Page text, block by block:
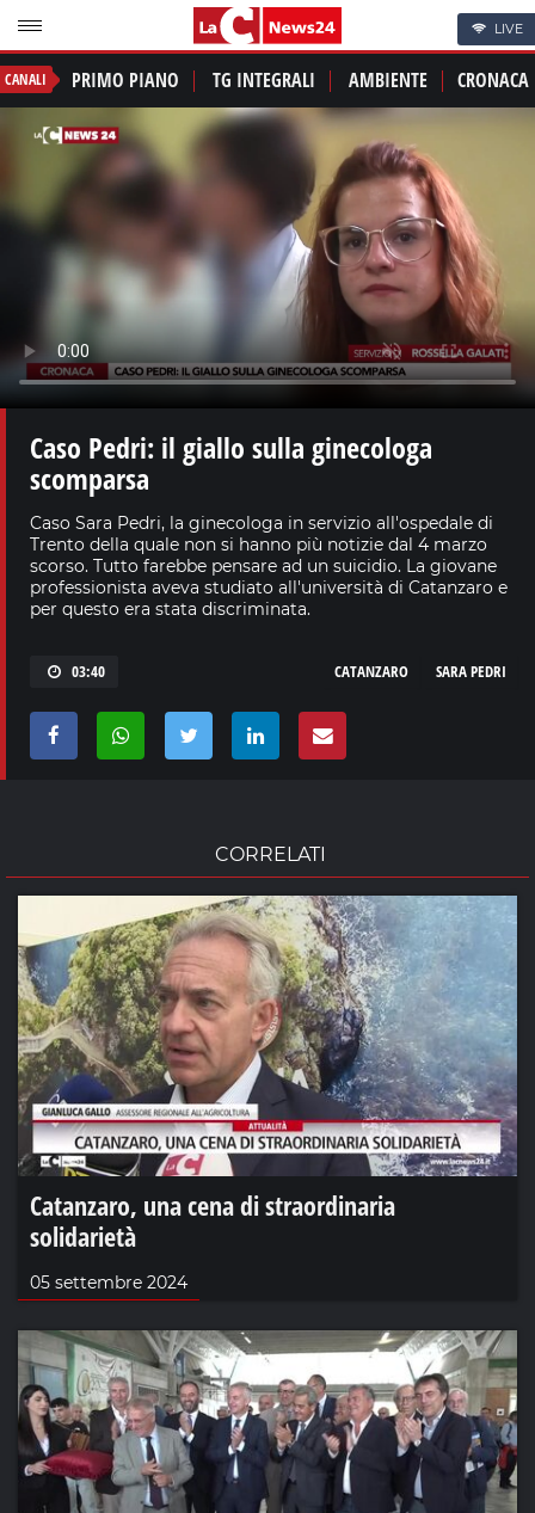
LIVE
CANALI PRIMO PIANO TG INTEGRALI AMBIENTE CRONACA
Caso Pedri: il giallo sulla ginecologa
scomparsa
Caso Sara Pedri, la ginecologa in servizio all'ospedale di
Trento della quale non si hanno più notizie dal 4 marzo
scorso. Tutto farebbe pensare ad un suicidio. La giovane
professionista aveva studiato all'università di Catanzaro e
per questo era stata discriminata.
03:40 SARA PEDRI
CATANZARO
CORRELATI
Catanzaro, una cena di straordinaria
solidarietà
05 settembre 2024